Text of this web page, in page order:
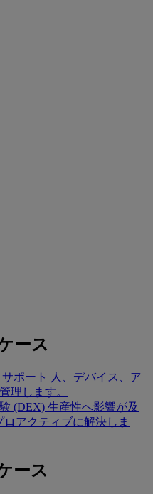
ース
ポート
人、デバイス、ア
理します。
(DEX) 生産性へ影響が及
アクティブに解決しま
ース